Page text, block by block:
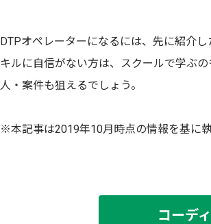
DTPオペレーターになるには、先に紹介
キルに自信がない方は、スクールで学ぶ
人・案件も狙えるでしょう。
※本記事は2019年10月時点の情報を基に
コーデ